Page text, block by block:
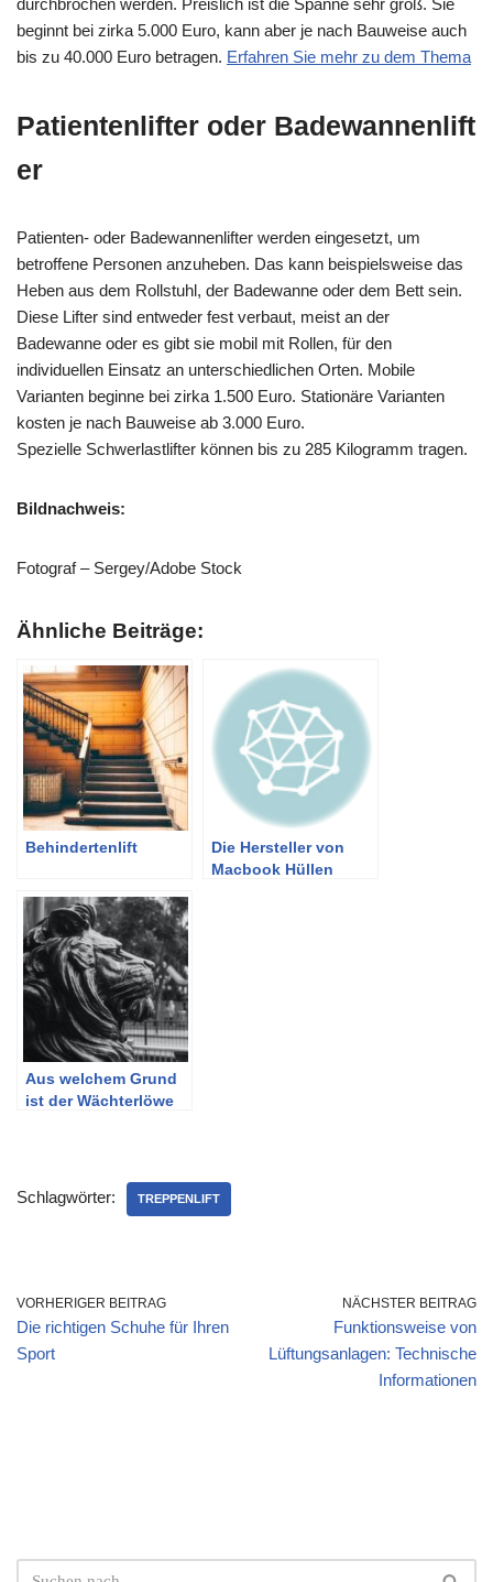
durchbrochen werden. Preislich ist die Spanne sehr groß. Sie
beginnt bei zirka 5.000 Euro, kann aber je nach Bauweise auch
bis zu 40.000 Euro betragen. Erfahren Sie mehr zu dem Thema
Patientenlifter oder Badewannenlift
er
Patienten- oder Badewannenlifter werden eingesetzt, um
betroffene Personen anzuheben. Das kann beispielsweise das
Heben aus dem Rollstuhl, der Badewanne oder dem Bett sein.
Diese Lifter sind entweder fest verbaut, meist an der
Badewanne oder es gibt sie mobil mit Rollen, für den
individuellen Einsatz an unterschiedlichen Orten. Mobile
Varianten beginne bei zirka 1.500 Euro. Stationäre Varianten
kosten je nach Bauweise ab 3.000 Euro.
Spezielle Schwerlastlifter können bis zu 285 Kilogramm tragen.
Bildnachweis:
Fotograf – Sergey/Adobe Stock
Ähnliche Beiträge:
Behindertenlift
Die Hersteller von
Macbook Hüllen
Aus welchem Grund
ist der Wächterlöwe
Schlagwörter: TREPPENLIFT
VORHERIGER BEITRAG
Die richtigen Schuhe für Ihren
Sport
NÄCHSTER BEITRAG
Funktionsweise von
Lüftungsanlagen: Technische
Informationen